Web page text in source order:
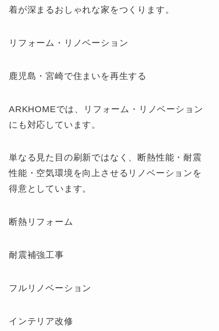
着が深まるおしゃれな家をつくります。
リフォーム・リノベーション
鹿児島・宮崎で住まいを再生する
ARKHOMEでは、リフォーム・リノベーション
にも対応しています。
単なる見た目の刷新ではなく、断熱性能・耐震
性能・空気環境を向上させるリノベーションを
得意としています。
断熱リフォーム
耐震補強工事
フルリノベーション
インテリア改修